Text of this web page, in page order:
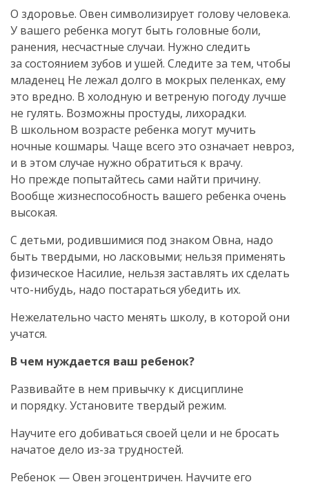
О здоровье. Овен символизирует голову человека.
У вашего ребенка могут быть головные боли,
ранения, несчастные случаи. Нужно следить
за состоянием зубов и ушей. Следите за тем, чтобы
младенец Не лежал долго в мокрых пеленках, ему
это вредно. В холодную и ветреную погоду лучше
не гулять. Возможны простуды, лихорадки.
В школьном возрасте ребенка могут мучить
ночные кошмары. Чаще всего это означает невроз,
и в этом случае нужно обратиться к врачу.
Но прежде попытайтесь сами найти причину.
Вообще жизнеспособность вашего ребенка очень
высокая.
С детьми, родившимися под знаком Овна, надо
быть твердыми, но ласковыми; нельзя применять
физическое Насилие, нельзя заставлять их сделать
что-нибудь, надо постараться убедить их.
Нежелательно часто менять школу, в которой они
учатся.
В чем нуждается ваш ребенок?
Развивайте в нем привычку к дисциплине
и порядку. Установите твердый режим.
Научите его добиваться своей цели и не бросать
начатое дело из-за трудностей.
Ребенок — Овен эгоцентричен. Научите его